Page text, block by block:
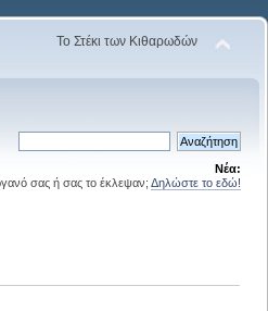
Το Στέκι των Κιθαρωδών
Νέα:
σας ή σας το έκλεψαν; Δηλώστε το εδώ!